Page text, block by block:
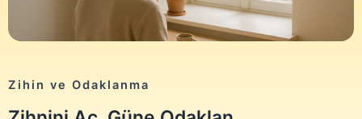
Zihin ve Odaklanma